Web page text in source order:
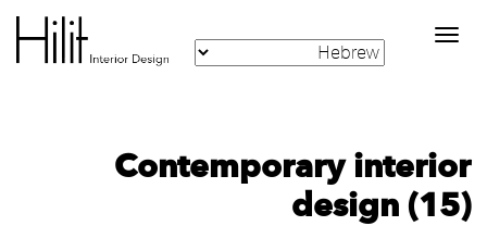
Toggle
navigation
Contemporary interior
design (15)